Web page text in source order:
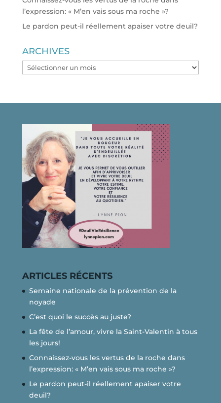
l’expression: « M’en vais sous ma roche »?
Le pardon peut-il réellement apaiser votre deuil?
ARCHIVES
ARCHIVES
ARTICLES RÉCENTS
Semaine nationale de la prévention de la
noyade
C’est quoi le succès au juste?
La fête de l’amour, vivre la Saint-Valentin à tous
les jours!
Connaissez-vous les vertus de la roche dans
l’expression: « M’en vais sous ma roche »?
Le pardon peut-il réellement apaiser votre
deuil?